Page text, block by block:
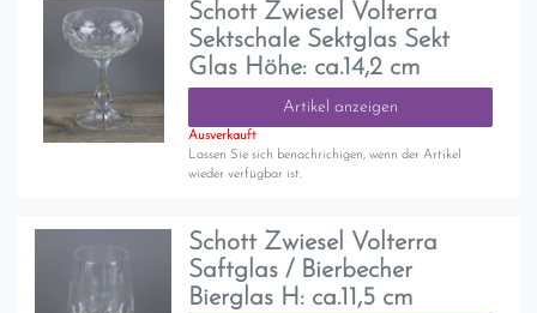
Schott Zwiesel Volterra
Sektschale Sektglas Sekt
Glas Höhe: ca.14,2 cm
Artikel anzeigen
Ausverkauft
Lassen Sie sich benachrichigen, wenn der Artikel
wieder verfügbar ist.
Schott Zwiesel Volterra
Saftglas / Bierbecher
Bierglas H: ca.11,5 cm